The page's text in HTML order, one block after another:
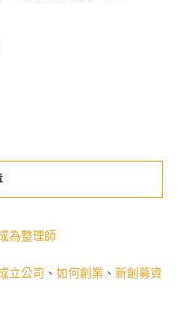
為整理師
立公司 、 如何創業、 新創募資